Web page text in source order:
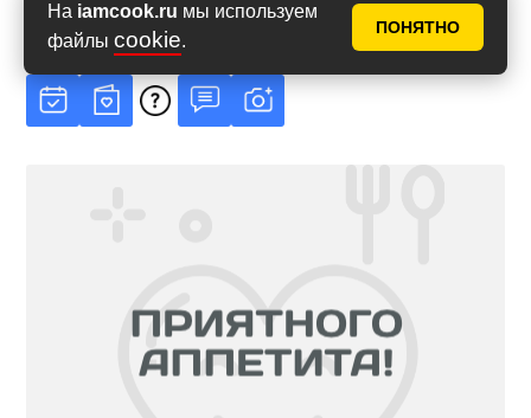
На iamcook.ru мы используем
файлы cookie.
ПОНЯТНО
Рейтинг5из5
на основе 1 голосов